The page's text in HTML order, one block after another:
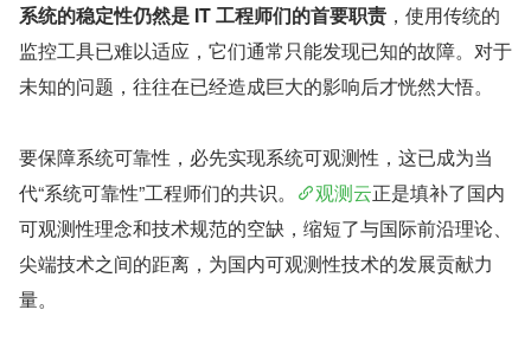
系统的稳定性仍然是 IT 工程师们的首要职责 ，使用传统的
监控工具已难以适应，它们通常只能发现已知的故障。对于
未知的问题，往往在已经造成巨大的影响后才恍然大悟。
要保障系统可靠性，必先实现系统可观测性，这已成为当
代“系统可靠性”工程师们的共识。
观测云正是填补了国内
可观测性理念和技术规范的空缺，缩短了与国际前沿理论、
尖端技术之间的距离，为国内可观测性技术的发展贡献力
量。